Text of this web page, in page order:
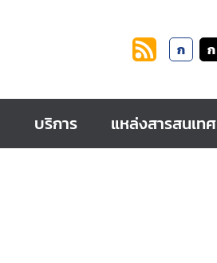
ก ก
บริการ แหล่งสารสนเทศ